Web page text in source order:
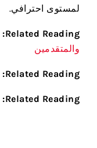
لمستوى احترافي.
Related Reading:
والمتقدمين
Related Reading:
Related Reading: